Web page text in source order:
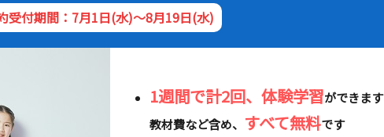
受付期間：7月1日(水)～8月19日(水)
1週間で計2回、体験学習ができます
教材費など含め、 すべて無料です